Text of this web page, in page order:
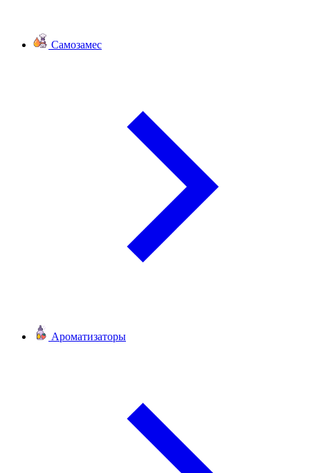
Самозамес
Ароматизаторы